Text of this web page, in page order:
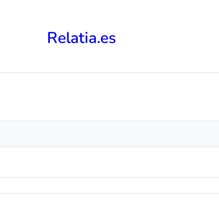
Relatia.es
oportunidades, imponiendo límites. Lenguaje urbano